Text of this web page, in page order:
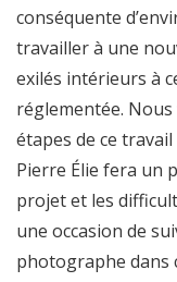
conséquente
travailler à une
exilés intérieurs à
réglementée.
étapes de ce
Pierre Élie fera un
projet et les
une occasion de
photographe dans